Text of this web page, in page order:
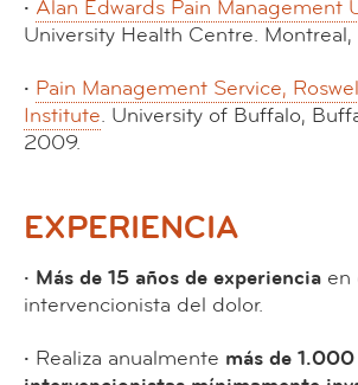
· Alan Edwards Pain Management
University Health Centre.
· Pain Management Service,
Institute. University of Buffalo,
2009.
EXPERIENCIA
· Más de 15 años de experiencia en
intervencionista del dolor.
· Realiza anualmente más de